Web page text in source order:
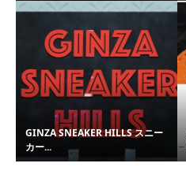
GINZA SNEAKER HILLS スニー
カー...